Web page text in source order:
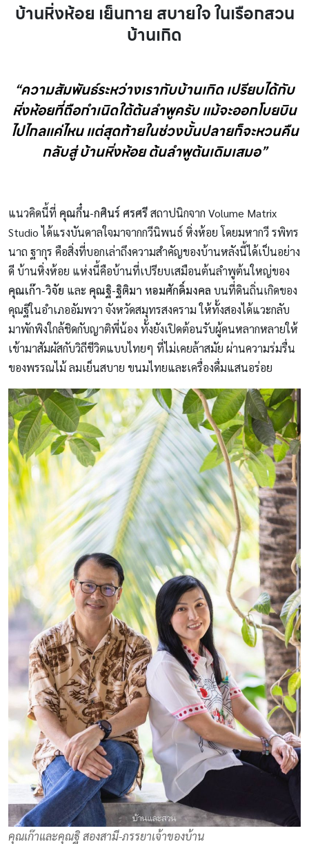
บ้านหิ่งห้อย เย็นกาย สบายใจ ในเรือกสวน
บ้านเกิด
“ความสัมพันธ์ระหว่างเรากับบ้านเกิด เปรียบได้กับ
หิ่งห้อยที่ถือกำเนิดใต้ต้นลำพูครับ แม้จะออกโบยบิน
ไปไกลแค่ไหน แต่สุดท้ายในช่วงบั้นปลายก็จะหวนคืน
กลับสู่ บ้านหิ่งห้อยต้นลำพูต้นเดิมเสมอ”
แนวคิดนี้ที่ คุณกึ๋น-กศินร์ ศรศรีสถาปนิกจาก Volume Matrix
Studio ได้แรงบันดาลใจมาจากกวีนิพนธ์ หิ่งห้อย โดยมหากวี รพิทร
นาถ ฐากุร คือสิ่งที่บอกเล่าถึงความสำคัญของบ้านหลังนี้ได้เป็นอย่าง
ดี บ้านหิ่งห้อย แห่งนี้คือบ้านที่เปรียบเสมือนต้นลำพูต้นใหญ่ของ
คุณเก๊า-วิจัย และ คุณฐิ-ฐิติมา หอมศักดิ์มงคล บนที่ดินถิ่นเกิดของ
คุณฐิในอำเภออัมพวา จังหวัดสมุทรสงคราม ให้ทั้งสองได้แวะกลับ
มาพักพิงใกล้ชิดกับญาติพี่น้อง ทั้งยังเปิดต้อนรับผู้คนหลากหลายให้
เข้ามาสัมผัสกับวิถีชีวิตแบบไทยๆ ที่ไม่เคยล้าสมัย ผ่านความร่มรื่น
ของพรรณไม้ ลมเย็นสบาย ขนมไทยและเครื่องดื่มแสนอร่อย
คุณเก๊าและคุณฐิ สองสามี-ภรรยาเจ้าของบ้าน